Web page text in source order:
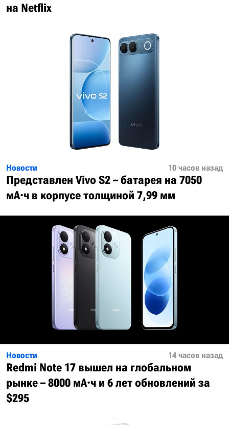
на Netflix
Новости 10 часов назад
Представлен Vivo S2 – батарея на 7050
мА·ч в корпусе толщиной 7,99 мм
Новости 14 часов назад
Redmi Note 17 вышел на глобальном
рынке – 8000 мА·ч и 6 лет обновлений за
$295